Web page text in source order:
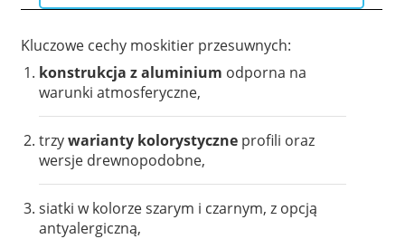
Kluczowe cechy moskitier przesuwnych:
konstrukcja z aluminium odporna na
warunki atmosferyczne,
trzywarianty kolorystyczne profili oraz
wersje drewnopodobne,
siatki w kolorze szarym i czarnym, z opcją
antyalergiczną,